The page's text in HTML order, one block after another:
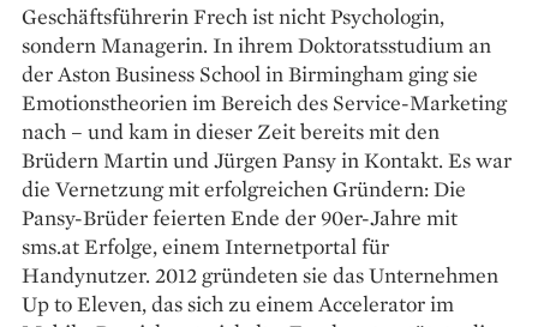
Geschäftsführerin Frech ist nicht Psychologin,
sondern Managerin. In ihrem Doktoratsstudium an
der Aston Business School in Birmingham ging sie
Emotions­theorien im Bereich des Service-Marketing
nach – und kam in dieser Zeit bereits mit den
Brüdern Martin und Jürgen Pansy in Kontakt. Es war
die Vernetzung mit erfolgreichen Gründern: Die
Pansy-Brüder feierten Ende der 90er-Jahre mit
sms.at Erfolge, einem Internetportal für
Handynutzer. 2012 gründeten sie das Unternehmen
Up to Eleven, das sich zu einem Accelerator im